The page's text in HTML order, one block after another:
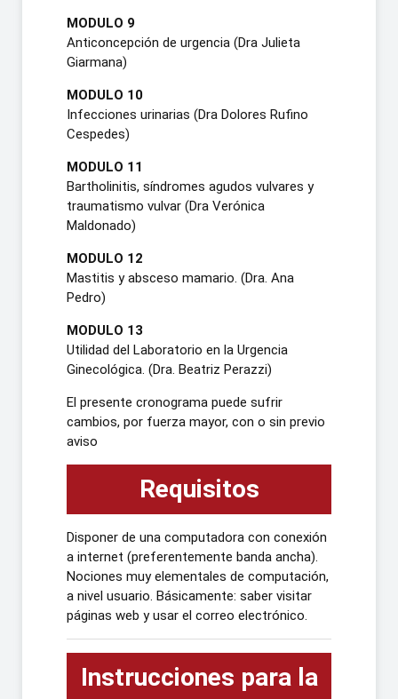
MODULO 9
Anticoncepción de urgencia (Dra Julieta
Giarmana)
MODULO 10
Infecciones urinarias (Dra Dolores Rufino
Cespedes)
MODULO 11
Bartholinitis, síndromes agudos vulvares y
traumatismo vulvar (Dra Verónica
Maldonado)
MODULO 12
Mastitis y absceso mamario. (Dra. Ana
Pedro)
MODULO 13
Utilidad del Laboratorio en la Urgencia
Ginecológica. (Dra. Beatriz Perazzi)
El presente cronograma puede sufrir
cambios, por fuerza mayor, con o sin previo
aviso
Requisitos
Disponer de una computadora con conexión
a internet (preferentemente banda ancha).
Nociones muy elementales de computación,
a nivel usuario. Básicamente: saber visitar
páginas web y usar el correo electrónico.
Instrucciones para la